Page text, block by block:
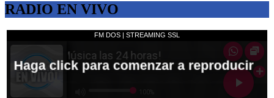
RADIO EN VIVO